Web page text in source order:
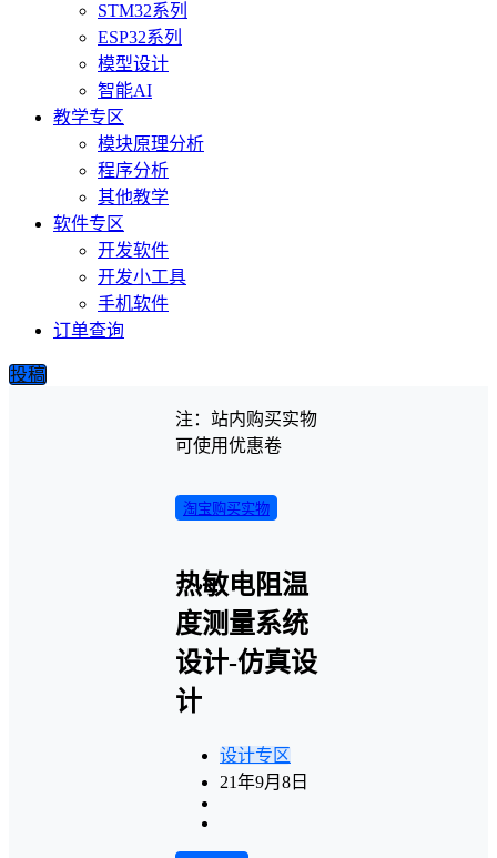
STM32系列
ESP32系列
模型设计
智能AI
教学专区
模块原理分析
程序分析
其他教学
软件专区
开发软件
开发小工具
手机软件
订单查询
投稿
注：站内购买实物
可使用优惠卷
淘宝购买实物
热敏电阻温
度测量系统
设计-仿真设
计
设计专区
21年9月8日